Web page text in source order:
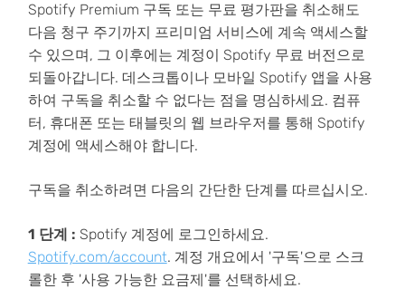
Spotify Premium 구독 또는 무료 평가판을 취소해도
다음 청구 주기까지 프리미엄 서비스에 계속 액세스할
수 있으며, 그 이후에는 계정이 Spotify 무료 버전으로
되돌아갑니다. 데스크톱이나 모바일 Spotify 앱을 사용
하여 구독을 취소할 수 없다는 점을 명심하세요. 컴퓨
터, 휴대폰 또는 태블릿의 웹 브라우저를 통해 Spotify
계정에 액세스해야 합니다.
구독을 취소하려면 다음의 간단한 단계를 따르십시오.
1 단계 : Spotify 계정에 로그인하세요.
Spotify.com/account. 계정 개요에서 '구독'으로 스크
롤한 후 '사용 가능한 요금제'를 선택하세요.